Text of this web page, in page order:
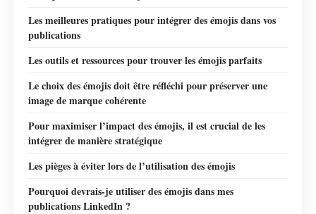
Les meilleures pratiques pour intégrer des émojis dans vos
publications
Les outils et ressources pour trouver les émojis parfaits
Le choix des émojis doit être réfléchi pour préserver une
image de marque cohérente
Pour maximiser l’impact des émojis, il est crucial de les
intégrer de manière stratégique
Les pièges à éviter lors de l’utilisation des émojis
Pourquoi devrais-je utiliser des émojis dans mes
publications LinkedIn ?